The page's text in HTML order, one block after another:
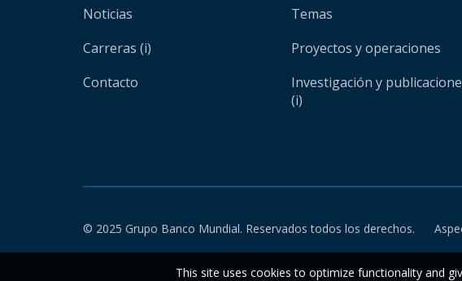
Noticias
Carreras (i)
Contacto
Temas
Proyectos y operaciones
Investigación y
(i)
© 2025 Grupo Banco Mundial. Reservados todos los derechos.
This site uses cookies to optimize functionality and